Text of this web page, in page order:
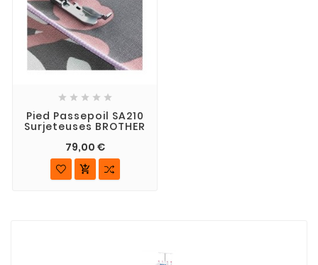
    
Pied Passepoil SA210
Surjeteuses BROTHER
79,00 €
